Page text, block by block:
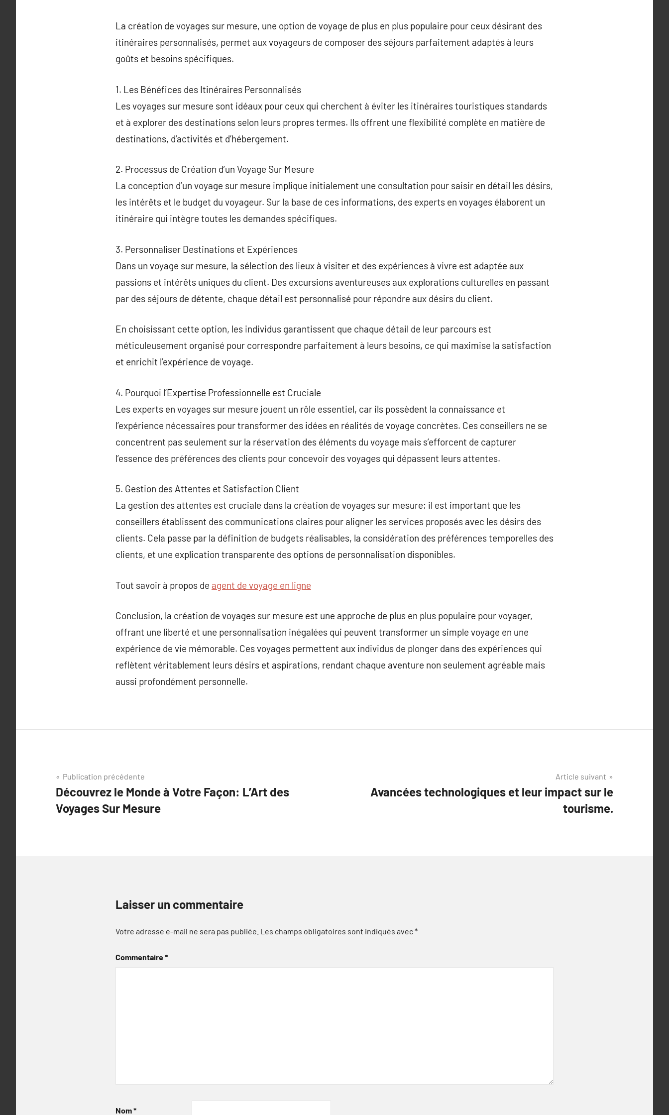
La création de voyages sur mesure, une option de voyage de plus en plus populaire pour ceux désirant des
itinéraires personnalisés, permet aux voyageurs de composer des séjours parfaitement adaptés à leurs
goûts et besoins spécifiques.
1. Les Bénéfices des Itinéraires Personnalisés
Les voyages sur mesure sont idéaux pour ceux qui cherchent à éviter les itinéraires touristiques standards
et à explorer des destinations selon leurs propres termes. Ils offrent une flexibilité complète en matière de
destinations, d’activités et d’hébergement.
2. Processus de Création d’un Voyage Sur Mesure
La conception d’un voyage sur mesure implique initialement une consultation pour saisir en détail les désirs,
les intérêts et le budget du voyageur. Sur la base de ces informations, des experts en voyages élaborent un
itinéraire qui intègre toutes les demandes spécifiques.
3. Personnaliser Destinations et Expériences
Dans un voyage sur mesure, la sélection des lieux à visiter et des expériences à vivre est adaptée aux
passions et intérêts uniques du client. Des excursions aventureuses aux explorations culturelles en passant
par des séjours de détente, chaque détail est personnalisé pour répondre aux désirs du client.
En choisissant cette option, les individus garantissent que chaque détail de leur parcours est
méticuleusement organisé pour correspondre parfaitement à leurs besoins, ce qui maximise la satisfaction
et enrichit l’expérience de voyage.
4. Pourquoi l’Expertise Professionnelle est Cruciale
Les experts en voyages sur mesure jouent un rôle essentiel, car ils possèdent la connaissance et
l’expérience nécessaires pour transformer des idées en réalités de voyage concrètes. Ces conseillers ne se
concentrent pas seulement sur la réservation des éléments du voyage mais s’efforcent de capturer
l’essence des préférences des clients pour concevoir des voyages qui dépassent leurs attentes.
5. Gestion des Attentes et Satisfaction Client
La gestion des attentes est cruciale dans la création de voyages sur mesure; il est important que les
conseillers établissent des communications claires pour aligner les services proposés avec les désirs des
clients. Cela passe par la définition de budgets réalisables, la considération des préférences temporelles des
clients, et une explication transparente des options de personnalisation disponibles.
Tout savoir à propos de agent de voyage en ligne
Conclusion, la création de voyages sur mesure est une approche de plus en plus populaire pour voyager,
offrant une liberté et une personnalisation inégalées qui peuvent transformer un simple voyage en une
expérience de vie mémorable. Ces voyages permettent aux individus de plonger dans des expériences qui
reflètent véritablement leurs désirs et aspirations, rendant chaque aventure non seulement agréable mais
aussi profondément personnelle.
Navigation
de
l’article
Publication précédente
Découvrez le Monde à Votre Façon: L’Art des
Voyages Sur Mesure
Article suivant
Avancées technologiques et leur impact sur le
tourisme.
Laisser un commentaire
Votre adresse e-mail ne sera pas publiée. Les champs obligatoires sont indiqués avec*
Commentaire*
Nom*